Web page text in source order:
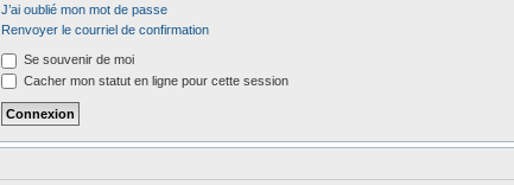
J’ai oublié mon mot de passe
Renvoyer le courriel de confirmation
Se souvenir de moi
Cacher mon statut en ligne pour cette session